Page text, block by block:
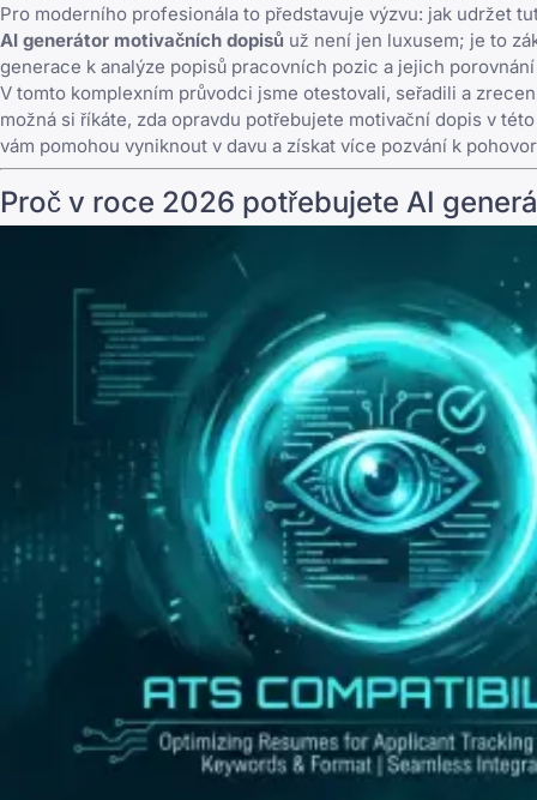
Pro moderního profesionála to představuje výzvu: jak udržet
AI generátor motivačních dopisů už není jen luxusem; je to
generace k analýze popisů pracovních pozic a jejich
V tomto komplexním průvodci jsme otestovali, seřadili a
možná si říkáte, zda opravdu potřebujete motivační dopis v
vám pomohou vyniknout v davu a získat více pozvání k
Proč v roce 2026 potřebujete AI